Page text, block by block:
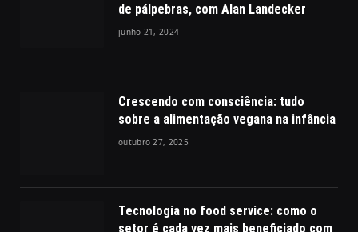
de pálpebras, com Alan Landecker
junho 21, 2024
Crescendo com consciência: tudo
sobre a alimentação vegana na infância
outubro 27, 2025
Tecnologia no food service: como o
setor é cada vez mais beneficiado com